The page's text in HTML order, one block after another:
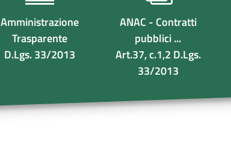
Amministrazione
Trasparente
D.Lgs. 33/2013
ANAC - Contratti
pubblici ...
Art.37, c.1,2 D.Lgs.
33/2013